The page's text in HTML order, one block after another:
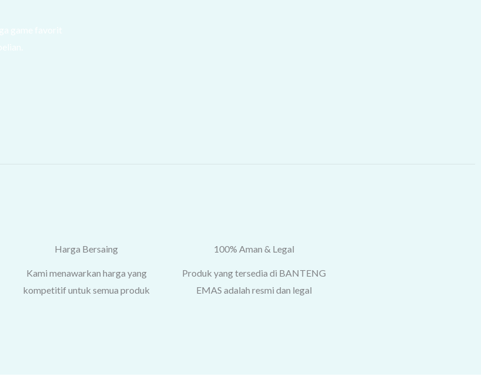
Harga Bersaing
Kami menawarkan harga yang
kompetitif untuk semua produk
100% Aman & Legal
Produk yang tersedia di BANTENG
EMAS adalah resmi dan legal